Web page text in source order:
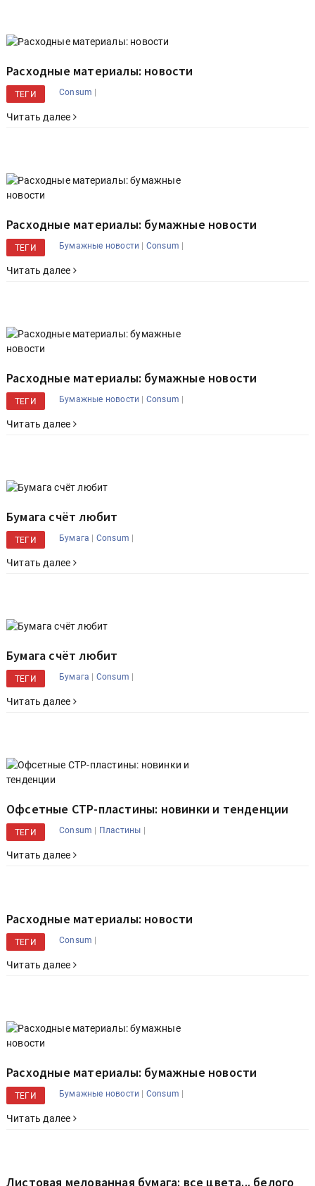
Расходные материалы: новости
ТЕГИ Consum |
Читать далее
Расходные материалы: бумажные новости
ТЕГИ Бумажные новости | Consum |
Читать далее
Расходные материалы: бумажные новости
ТЕГИ Бумажные новости | Consum |
Читать далее
Бумага счёт любит
ТЕГИ Бумага | Consum |
Читать далее
Бумага счёт любит
ТЕГИ Бумага | Consum |
Читать далее
Офсетные СТР-пластины: новинки и тенденции
ТЕГИ Consum | Пластины |
Читать далее
Расходные материалы: новости
ТЕГИ Consum |
Читать далее
Расходные материалы: бумажные новости
ТЕГИ Бумажные новости | Consum |
Читать далее
Листовая мелованная бумага: все цвета... белого